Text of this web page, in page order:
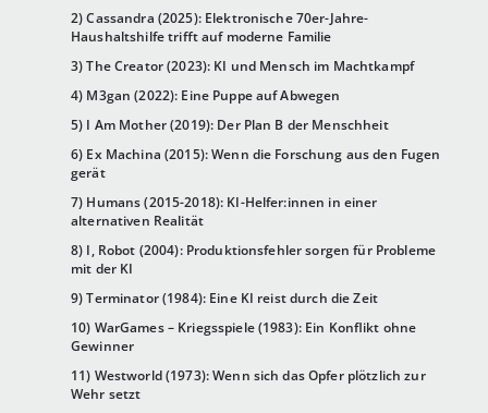
2) Cassandra (2025): Elektronische 70er-Jahre-
Haushaltshilfe trifft auf moderne Familie
3) The Creator (2023): KI und Mensch im Machtkampf
4) M3gan (2022): Eine Puppe auf Abwegen
5) I Am Mother (2019): Der Plan B der Menschheit
6) Ex Machina (2015): Wenn die Forschung aus den Fugen
gerät
7) Humans (2015-2018): KI-Helfer:innen in einer
alternativen Realität
8) I, Robot (2004): Produktionsfehler sorgen für Probleme
mit der KI
9) Terminator (1984): Eine KI reist durch die Zeit
10) WarGames – Kriegsspiele (1983): Ein Konflikt ohne
Gewinner
11) Westworld (1973): Wenn sich das Opfer plötzlich zur
Wehr setzt